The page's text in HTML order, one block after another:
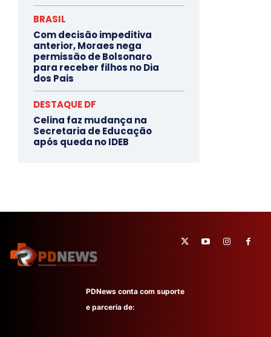
BRASIL
Com decisão impeditiva
anterior, Moraes nega
permissão de Bolsonaro
para receber filhos no Dia
dos Pais
DESTAQUE DF
Celina faz mudança na
Secretaria de Educação
após queda no IDEB
PDNews conta com suporte
e parceria de: